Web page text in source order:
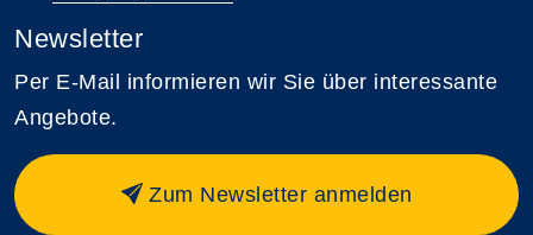
Newsletter
Per E-Mail informieren wir Sie über interessante
Angebote.
Zum Newsletter anmelden